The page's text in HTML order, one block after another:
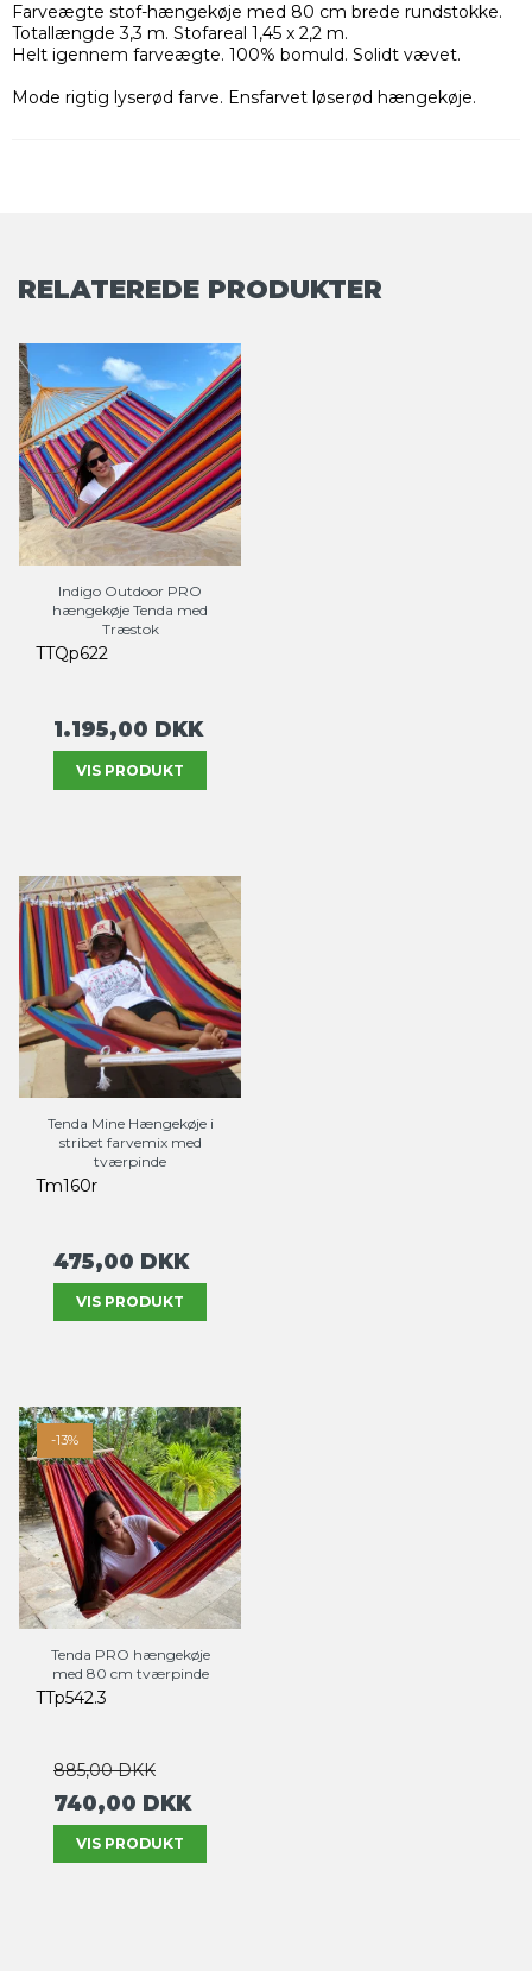
Farveægte stof-hængekøje med 80 cm brede rundstokke.
Totallængde 3,3 m. Stofareal 1,45 x 2,2 m.
Helt igennem farveægte. 100% bomuld. Solidt vævet.
Mode rigtig lyserød farve. Ensfarvet løserød hængekøje.
RELATEREDE PRODUKTER
Indigo Outdoor PRO
hængekøje Tenda med
Træstok
TTQp622
1.195,00 DKK
VIS PRODUKT
Tenda Mine Hængekøje i
stribet farvemix med
tværpinde
Tm160r
475,00 DKK
VIS PRODUKT
-13%
Tenda PRO hængekøje
med 80 cm tværpinde
TTp542.3
885,00 DKK
740,00 DKK
VIS PRODUKT